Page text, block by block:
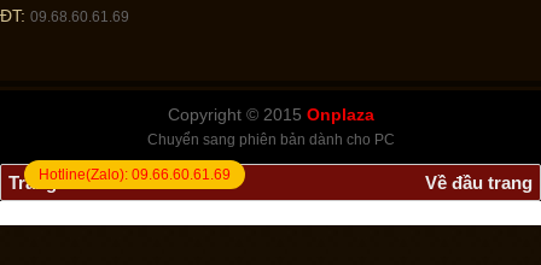
ĐT: 09.68.60.61.69
Copyright © 2015 Onplaza
Chuyển sang phiên bản dành cho PC
Trang chủ Về đầu trang
Hotline(Zalo): 09.66.60.61.69